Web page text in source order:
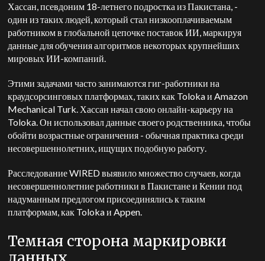
Хассан, псевдоним 18-летнего подростка из Пакистана, -
один из таких людей, который стал низкооплачиваемым
работником в глобальной цепочке поставок ИИ, маркируя
данные для обучения алгоритмов некоторых крупнейших
мировых ИИ-компаний.
Этими задачами часто занимаются гиг-работники на
краудсорсинговых платформах, таких как Toloka и Amazon
Mechanical Turk. Хассан начал свою онлайн-карьеру на
Toloka. Он использовал данные своего родственника, чтобы
обойти возрастные ограничения - обычная практика среди
несовершеннолетних, ищущих подобную работу.
Расследование WIRED выявило множество случаев, когда
несовершеннолетние работники в Пакистане и Кении под
надуманным предлогом присоединялись к таким
платформам, как Toloka и Appen.
Темная сторона маркировки